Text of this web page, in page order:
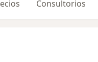
Consultorios